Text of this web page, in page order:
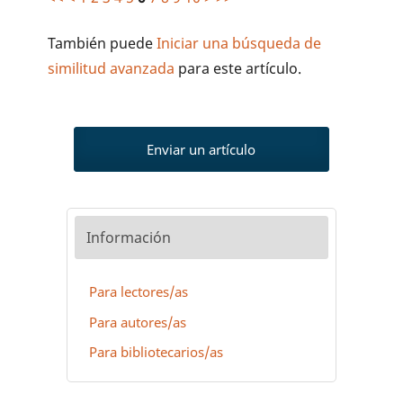
También puedeIniciar una búsqueda de
similitud avanzada para este artículo.
Enviar un artículo
Información
Para lectores/as
Para autores/as
Para bibliotecarios/as